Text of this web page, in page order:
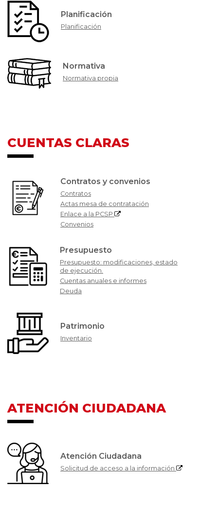
Planificación
Planificación
Normativa
Normativa propia
CUENTAS CLARAS
Contratos y convenios
Contratos
Actas mesa de contratación
Enlace a la PCSP
Convenios
Presupuesto
Presupuesto: modificaciones, estado
de ejecución.
Cuentas anuales e informes
Deuda
Patrimonio
Inventario
ATENCIÓN CIUDADANA
Atención Ciudadana
Solicitud de acceso a la información